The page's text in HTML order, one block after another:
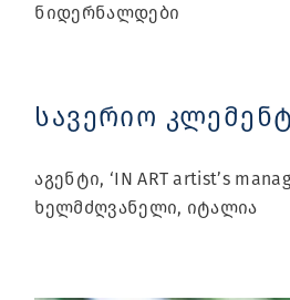
ნიდერნალდები
სავერიო
აგენტი, ‘IN ART artist’s
ხელმძღვანელი, იტალია